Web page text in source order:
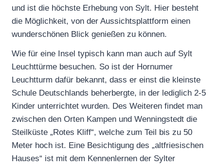
und ist die höchste Erhebung von Sylt. Hier besteht
die Möglichkeit, von der Aussichtsplattform einen
wunderschönen Blick genießen zu können.
Wie für eine Insel typisch kann man auch auf Sylt
Leuchttürme besuchen. So ist der Hornumer
Leuchtturm dafür bekannt, dass er einst die kleinste
Schule Deutschlands beherbergte, in der lediglich 2-5
Kinder unterrichtet wurden. Des Weiteren findet man
zwischen den Orten Kampen und Wenningstedt die
Steilküste „Rotes Kliff“, welche zum Teil bis zu 50
Meter hoch ist. Eine Besichtigung des „altfriesischen
Hauses“ ist mit dem Kennenlernen der Sylter